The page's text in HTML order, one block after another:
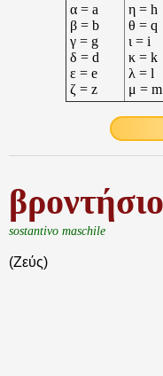
α = a
β = b
γ = g
δ = d
ε = e
ζ = z
η = h
θ = q
ι = i
κ = k
λ = l
μ = m
sostantivo maschile
(Ζεύς)